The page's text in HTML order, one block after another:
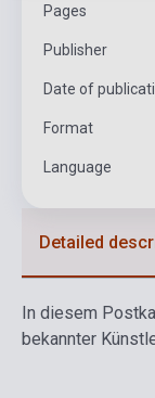
Pages
Publisher
Date of
Format
Language
Detailed
In diesem
bekannter